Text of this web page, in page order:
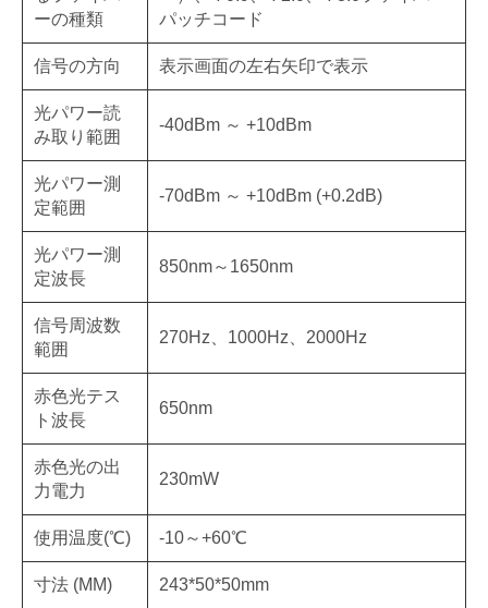
ーの種類
パッチコード
信号の方向 表示画面の左右矢印で表示
光パワー読
み取り範囲
-40dBm ～ +10dBm
光パワー測
定範囲
-70dBm ～ +10dBm (+0.2dB)
光パワー測
定波長
850nm～1650nm
信号周波数
範囲
270Hz、1000Hz、2000Hz
赤色光テス
ト波長
650nm
赤色光の出
力電力
230mW
使用温度(℃) -10～+60℃
寸法 (MM) 243*50*50mm